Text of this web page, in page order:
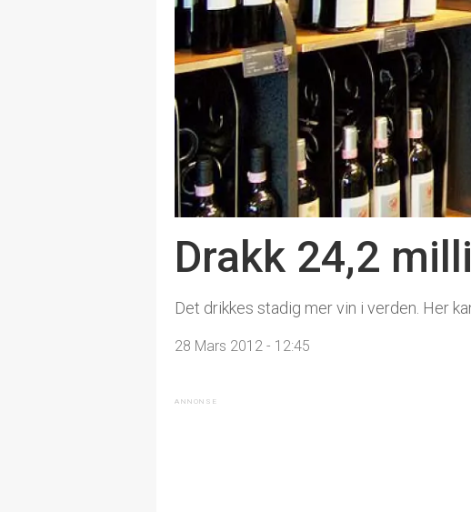
Drakk 24,2
Det drikkes stadig mer vin i verden. Her
28 Mars 2012 - 12:45